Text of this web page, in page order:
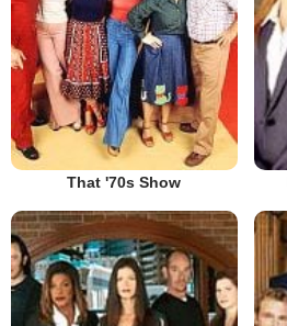
That '70s Show